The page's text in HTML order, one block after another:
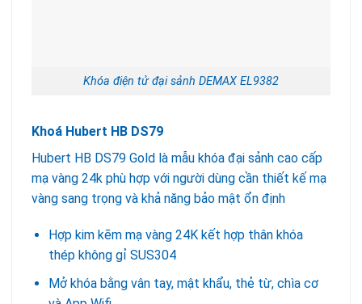
Khóa điện tử đại sảnh DEMAX EL9382
Khoá Hubert HB DS79
Hubert HB DS79 Gold là mẫu khóa đại sảnh cao cấp
mạ vàng 24k phù hợp với người dùng cần thiết kế mạ
vàng sang trọng và khả năng bảo mật ổn định
Hợp kim kẽm mạ vàng 24K kết hợp thân khóa
thép không gỉ SUS304
Mở khóa bằng vân tay, mật khẩu, thẻ từ, chìa cơ